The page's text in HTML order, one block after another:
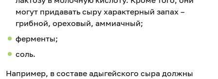
могут придавать сыру характерный запах –
грибной, ореховый, аммиачный;
ферменты;
соль.
Например, в составе адыгейского сыра должны